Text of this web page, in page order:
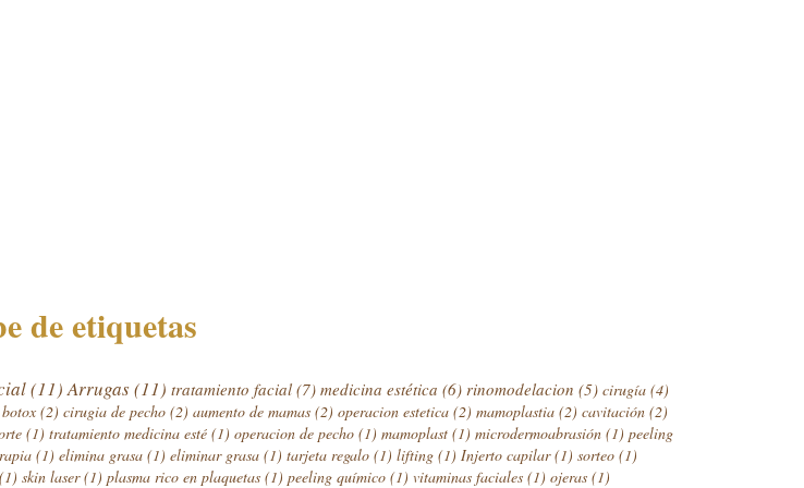
de etiquetas
(11) Arrugas(11) tratamiento facial (7) medicina estética (6) rinomodelacion (5) cirugía (4)
botox (2) cirugia de pecho (2) aumento de mamas (2) operacion estetica (2) mamoplastia (2) cavitación (2)
(1) tratamiento medicina esté (1) operacion de pecho (1) mamoplast (1) microdermoabrasión (1) peeling
(1) elimina grasa (1) eliminar grasa (1) tarjeta regalo (1) lifting (1) Injerto capilar(1) sorteo (1)
(1) skin laser(1) plasma rico en plaquetas (1) peeling químico (1) vitaminas faciales (1) ojeras (1)